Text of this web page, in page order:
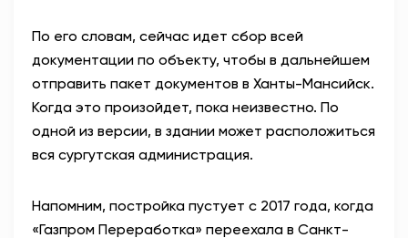
По его словам, сейчас идет сбор всей
документации по объекту, чтобы в дальнейшем
отправить пакет документов в Ханты-Мансийск.
Когда это произойдет, пока неизвестно. По
одной из версии, в здании может расположиться
вся сургутская администрация.
Напомним, постройка пустует с 2017 года, когда
«Газпром Переработка» переехала в Санкт-